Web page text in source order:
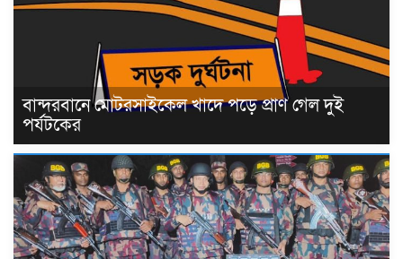
বান্দরবানে মোটরসাইকেল খাদে পড়ে প্রাণ গেল দুই
পর্যটকের